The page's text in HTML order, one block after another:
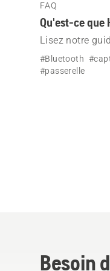
FAQ
Qu'est-ce que
Lisez notre
votre
les méthodes
#Bluetooth
#passerelle
Besoin